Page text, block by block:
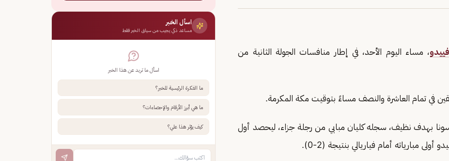
، مساء اليوم الأحد، في إطار منافسات الجولة الثانية من
في تمام العاشرة والنصف مساءً بتوقيت مكة المكرمة.
بهدف نظيف، سجله كليان مبابي من رجلة جزاء، ليحصد أول
اسأل الخبر
مساعد ذكي يجيب من سياق الخبر فقط
اسأل ما تريد عن هذا الخبر
ما الفكرة الرئيسية للخبر؟
ما هي أبرز الأرقام والإحصاءات؟
كيف يؤثر هذا علي؟